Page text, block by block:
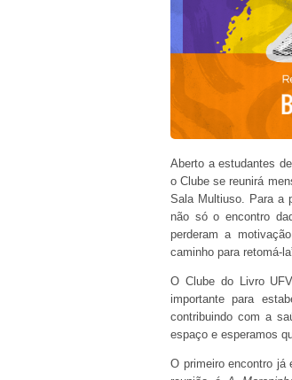
Aberto a estudantes
o Clube se reunirá
Sala Multiuso. Para a
não só o encontro
perderam a
caminho para retomá-
O Clube do Livro
importante para
contribuindo com a
espaço e esperamos
O primeiro encontro já